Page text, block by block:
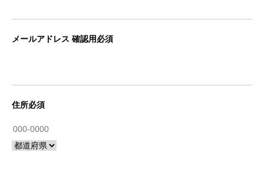
メールアドレス 確認用必須
住所必須